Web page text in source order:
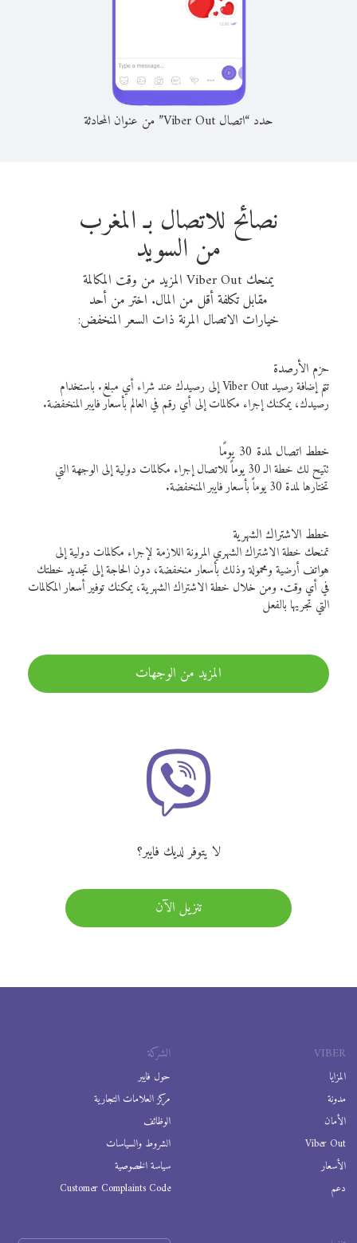
حدد “اتصال Viber Out” من عنوان المحادثة
نصائح للاتصال بـ المغرب
من السويد
يمنحك Viber Out المزيد من وقت المكالمة
مقابل تكلفة أقل من المال. اختر من أحد
خيارات الاتصال المرنة ذات السعر المنخفض:
حزم الأرصدة
تتم إضافة رصيد Viber Out إلى رصيدك عند شراء أي مبلغ. باستخدام
رصيدك، يمكنك إجراء مكالمات إلى أي رقم في العالم بأسعار فايبر المنخفضة.
خطط اتصال لمدة 30 يومًا
تتيح لك خطة الـ 30 يوماً للاتصال إجراء مكالمات دولية إلى الوجهة التي
تختارها لمدة 30 يوماً بأسعار فايبر المنخفضة.
خطط الاشتراك الشهرية
تمنحك خطة الاشتراك الشهري المرونة اللازمة لإجراء مكالمات دولية إلى
هواتف أرضية ومحمولة وذلك بأسعار منخفضة، دون الحاجة إلى تجديد خطتك
في أي وقت. ومن خلال خطة الاشتراك الشهرية، يمكنك توفير أسعار المكالمات
التي تجريها بالفعل
المزيد من الوجهات
لا يتوفر لديك فايبر؟
تنزيل الآن
VIBER
المزايا
مدونة
الأمان
Viber Out
الأسعار
دعم
الشركة
حول فايبر
مركز العلامات التجارية
الوظائف
الشروط والسياسات
سياسة الخصوصية
Customer Complaints Code